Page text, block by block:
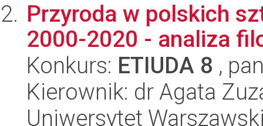
Przyroda w polskich
2000-2020 - analiza
Konkurs: ETIUDA 8 ,
Kierownik: dr Agata
Uniwersytet